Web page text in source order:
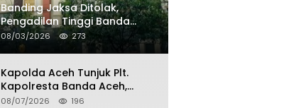
Banding Jaksa Ditolak,
Pengadilan Tinggi Banda
Aceh Tegaskan Putusan
Bebas Dua Terdakwa Korupsi
08/03/2026 273
Kapolda Aceh Tunjuk Plt.
Kapolresta Banda Aceh,
Kapolresta Definitif Jalani
08/07/2026 196